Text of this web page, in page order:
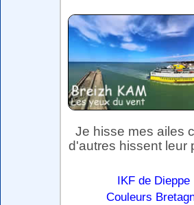
Je hisse mes ailes
d'autres hissent leur
IKF de Dieppe
Couleurs